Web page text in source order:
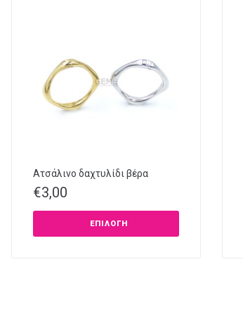
Ατσάλινο δαχτυλίδι βέρα
€3,00
ΕΠΙΛΟΓΉ